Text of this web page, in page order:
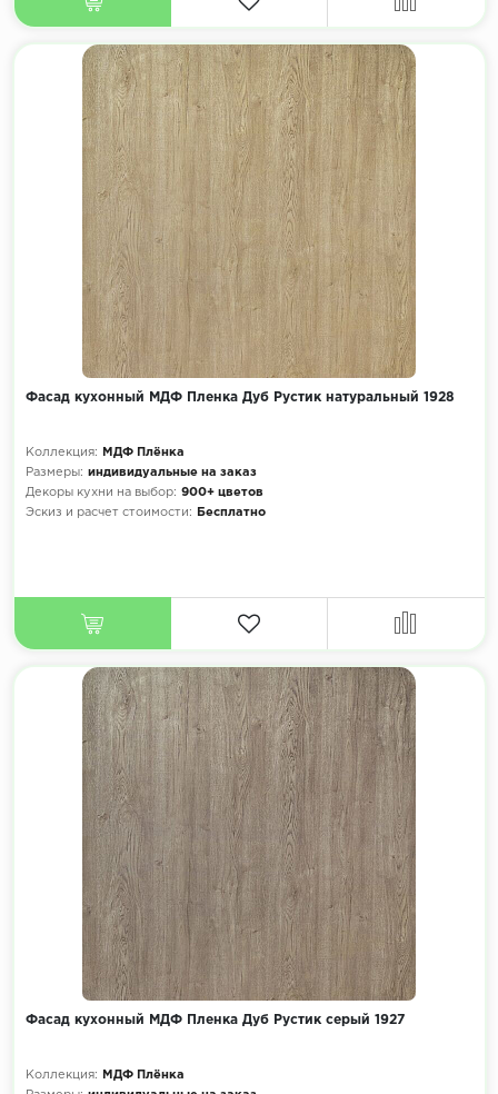
Фасад кухонный МДФ Пленка Дуб Рустик натуральный 1928
Коллекция:
МДФ Плёнка
Размеры: индивидуальные на заказ
Декоры кухни на выбор: 900+ цветов
Эскиз и расчет стоимости:
Бесплатно
Фасад кухонный МДФ Пленка Дуб Рустик серый 1927
Коллекция:
МДФ Плёнка